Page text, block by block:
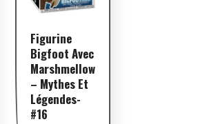
Figurine
Bigfoot Avec
Marshmellow
– Mythes Et
Légendes-
#16